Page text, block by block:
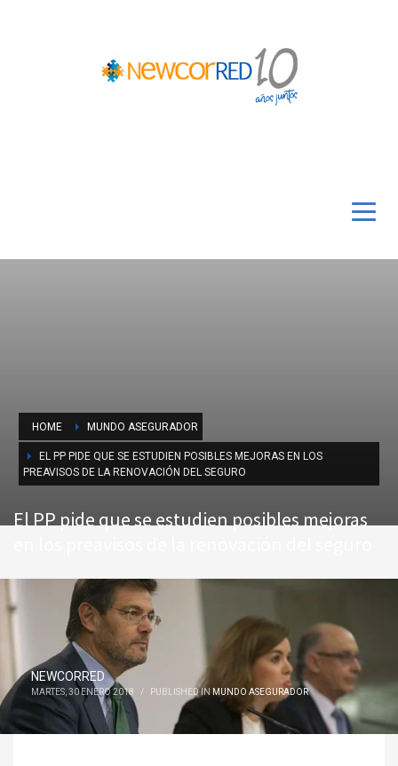
HOME MUNDO ASEGURADOR
EL PP PIDE QUE SE ESTUDIEN POSIBLES MEJORAS EN LOS
PREAVISOS DE LA RENOVACIÓN DEL SEGURO
El PP pide que se estudien posibles mejoras
NEWCORRED
MARTES, 30 ENERO 2018 / PUBLISHED INMUNDO ASEGURADOR